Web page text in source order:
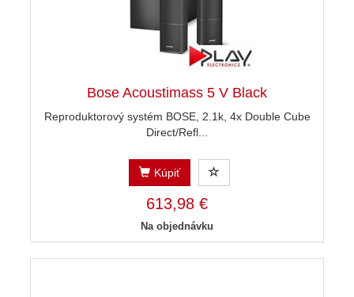
Bose Acoustimass 5 V Black
Reproduktorový systém BOSE, 2.1k, 4x Double Cube
Direct/Refl...
Kúpiť
613,98 €
Na objednávku